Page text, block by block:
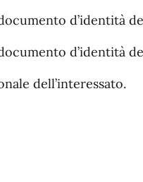
d’identità
d’identità
dell’interessato.